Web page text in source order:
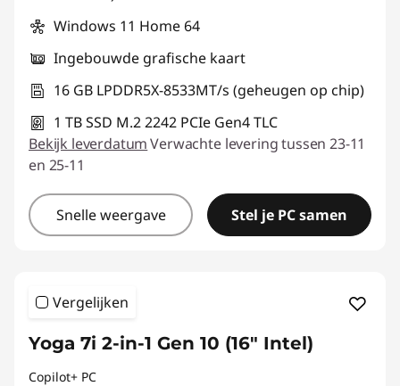
Windows 11 Home 64
Ingebouwde grafische kaart
16 GB LPDDR5X-8533MT/s (geheugen op chip)
1 TB SSD M.2 2242 PCIe Gen4 TLC
Bekijk leverdatumVerwachte levering tussen 23-11
en 25-11
Snelle weergave Stel je PC samen
Vergelijken
Yoga 7i 2-in-1 Gen 10 (16" Intel)
Copilot+ PC